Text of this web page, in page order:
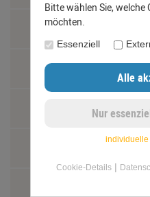
Schäden und
Vertrag
Bitte wählen Sie, welche
möchten.
Essenziell
Cookie-Details|